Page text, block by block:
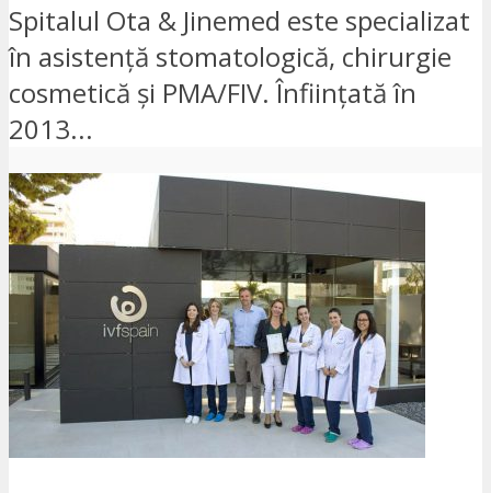
Spitalul Ota & Jinemed este specializat
în asistență stomatologică, chirurgie
cosmetică și PMA/FIV. Înființată în
2013...